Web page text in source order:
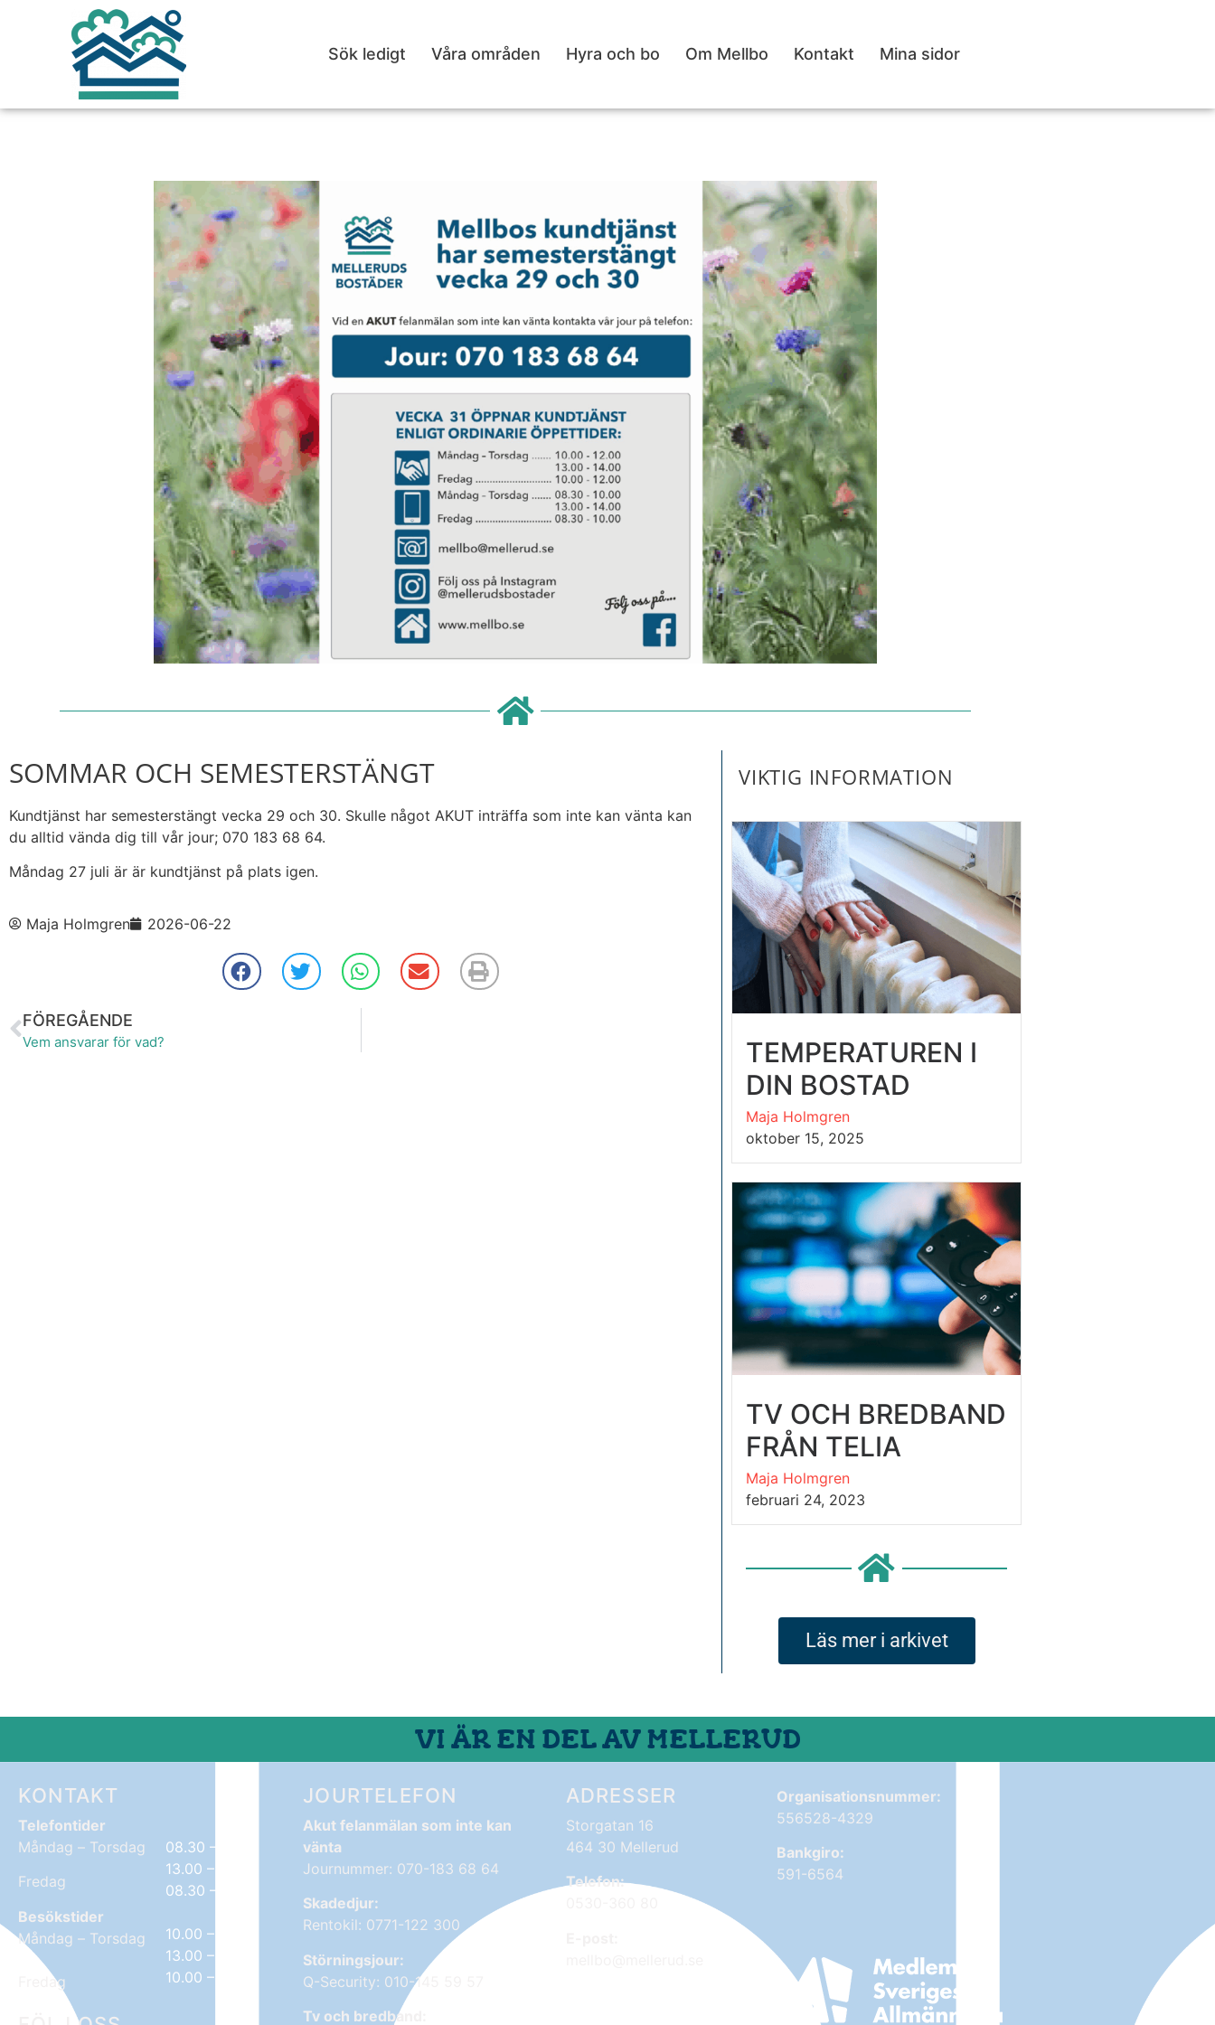
Sök ledigt Våra områden Hyra och bo Om Mellbo Kontakt Mina sidor
SOMMAR OCH SEMESTERSTÄNGT
Kundtjänst har semesterstängt vecka 29 och 30. Skulle något AKUT inträffa som inte kan vänta kan
du alltid vända dig till vår jour; 070 183 68 64.
Måndag 27 juli är är kundtjänst på plats igen.
Maja Holmgren 2026-06-22
FÖREGÅENDE
Vem ansvarar för vad?
VIKTIG INFORMATION
TEMPERATUREN I
DIN BOSTAD
Maja Holmgren
oktober 15, 2025
TV OCH BREDBAND
FRÅN TELIA
Maja Holmgren
februari 24, 2023
Läs mer i arkivet
VI ÄR EN DEL AV MELLERUD
KONTAKT
Telefontider
Måndag – Torsdag
Fredag
Besökstider
Måndag – Torsdag
Fredag
08.30 – 10.00
13.00 – 14.00
08.30 – 10.00
10.00 – 12.00
13.00 – 14.00
10.00 – 12.00
JOURTELEFON
Akut felanmälan som inte kan
vänta
Journummer: 070-183 68 64
Skadedjur:
Rentokil: 0771-122 300
Störningsjour:
Q-Security: 010-145 59 57
Tv och bredband:
ADRESSER
Storgatan 16
464 30 Mellerud
Telefon:
Organisationsnummer:
556528-4329
Bankgiro:
591-6564